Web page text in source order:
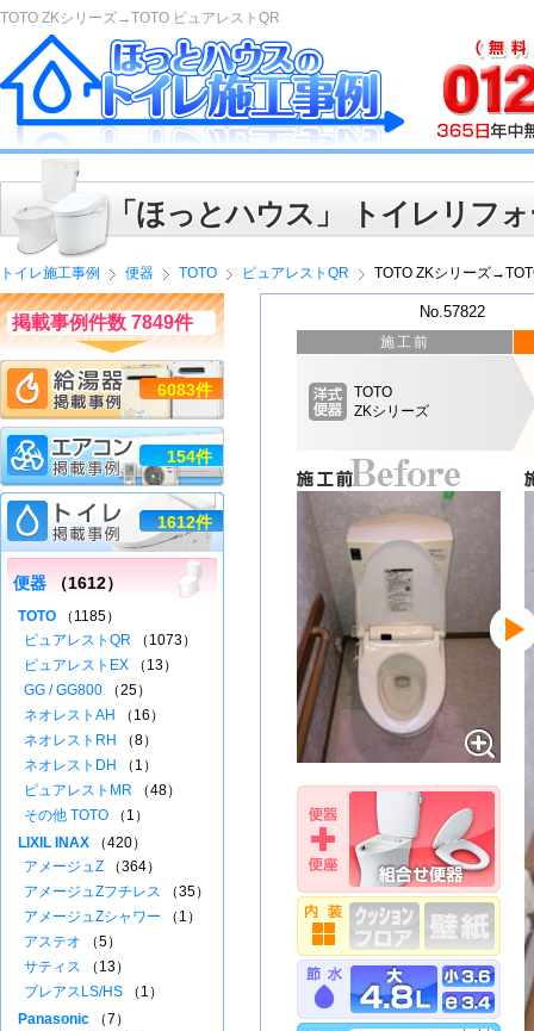
TOTO ZKシリーズ→TOTO ピュアレストQR
「ほっとハウス」 トイレリフ
トイレ施工事例 便器 TOTO ピュアレストQR TOTO ZKシリーズ
No.57822
施工前
TOTO
ZKシリーズ
掲載事例件数 7849件
6083件
154件
1612件
便器 （1612）
TOTO （1185）
ピュアレストQR （1073）
ピュアレストEX （13）
GG / GG800 （25）
ネオレストAH
（16）
ネオレストRH
（8）
ネオレストDH
（1）
ピュアレストMR （48）
その他 TOTO （1）
LIXIL INAX （420）
アメージュZ （364）
アメージュZフチレス （35）
アメージュZシャワー （1）
アステオ （5）
サティス （13）
プレアスLS/HS （1）
Panasonic （7）